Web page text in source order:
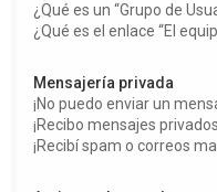
¿Qué es un “Grupo de
¿Qué es el enlace “El
Mensajería privada
¡No puedo enviar un
¡Recibo mensajes
¡Recibí spam o correos